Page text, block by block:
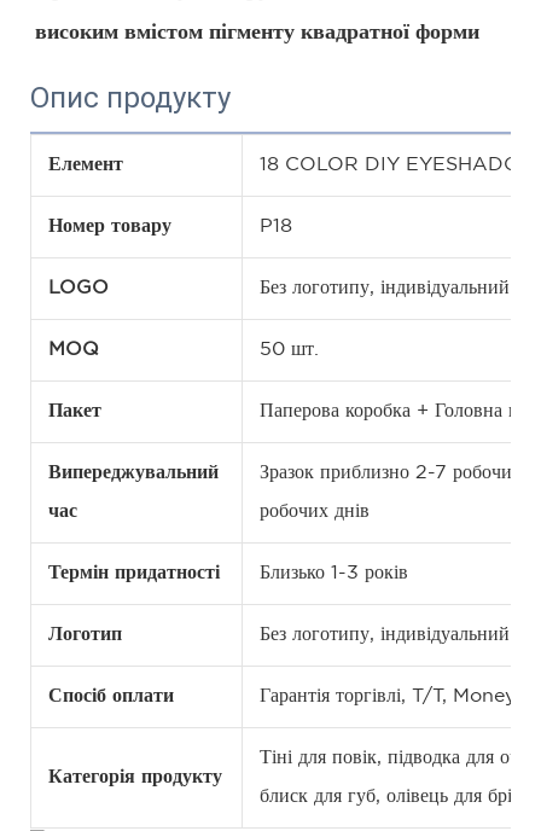
високим вмістом пігменту квадратної форми
Опис продукту
Елемент 18 COLOR DIY
Номер товару P18
LOGO Без логотипу, індивідуальний
MOQ 50 шт.
Пакет Паперова коробка + Головна
Випереджувальний
час
Зразок приблизно 2-7 робочих
робочих днів
Термін придатності Близько 1-3 років
Логотип Без логотипу, індивідуальний
Спосіб оплати Гарантія торгівлі, T/T,
Категорія продукту
Тіні для повік, підводка для
блиск для губ, олівець для